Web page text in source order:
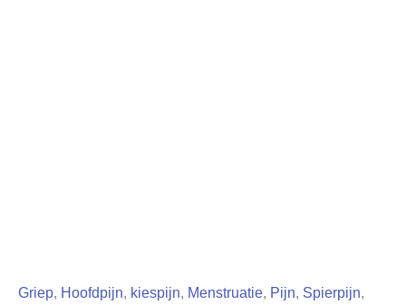
Griep, Hoofdpijn, kiespijn, Menstruatie, Pijn, Spierpijn,